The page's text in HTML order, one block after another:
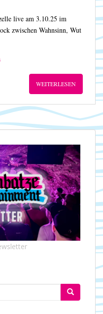
live am 3.10.25 im
zwischen Wahnsinn, Wut
WEITERLESEN